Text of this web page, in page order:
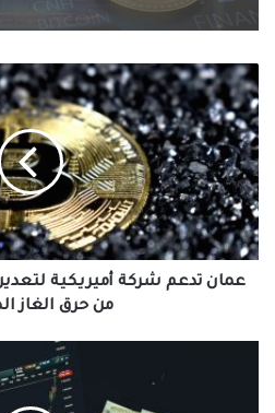
عمان
تدعم
شركة
أميريكية
لتعدين
العملات
المشفرة
للحد
من
حرقعمان تدعم شركة أميريكية
من حرق الغاز